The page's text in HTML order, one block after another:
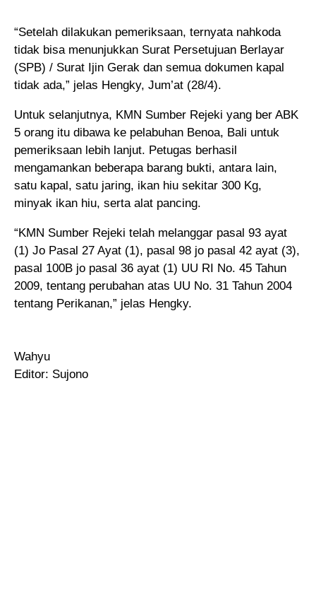
“Setelah dilakukan pemeriksaan, ternyata nahkoda
tidak bisa menunjukkan Surat Persetujuan Berlayar
(SPB) / Surat Ijin Gerak dan semua dokumen kapal
tidak ada,” jelas Hengky, Jum’at (28/4).
Untuk selanjutnya, KMN Sumber Rejeki yang ber ABK
5 orang itu dibawa ke pelabuhan Benoa, Bali untuk
pemeriksaan lebih lanjut. Petugas berhasil
mengamankan beberapa barang bukti, antara lain,
satu kapal, satu jaring, ikan hiu sekitar 300 Kg,
minyak ikan hiu, serta alat pancing.
“KMN Sumber Rejeki telah melanggar pasal 93 ayat
(1) Jo Pasal 27 Ayat (1), pasal 98 jo pasal 42 ayat (3),
pasal 100B jo pasal 36 ayat (1) UU RI No. 45 Tahun
2009, tentang perubahan atas UU No. 31 Tahun 2004
tentang Perikanan,” jelas Hengky.
Wahyu
Editor: Sujono